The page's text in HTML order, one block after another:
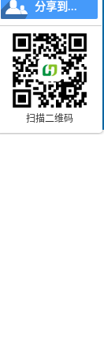
招聘
分享到...
扫描二维码